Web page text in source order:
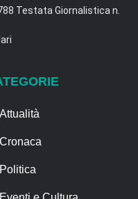
Testata Giornalistica n.
Attualità
Cronaca
Politica